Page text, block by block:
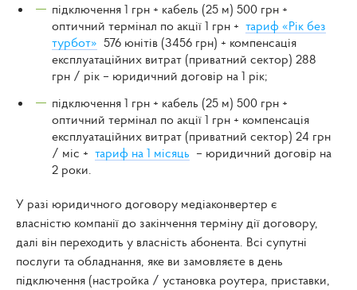
підключення 1 грн + кабель (25 м) 500 грн +
оптичний термінал по акції 1 грн + тариф «Рік без
турбот» 576 юнітів (3456 грн) + компенсація
експлуатаційних витрат (приватний сектор) 288
грн / рік – юридичний договір на 1 рік;
підключення 1 грн + кабель (25 м) 500 грн +
оптичний термінал по акції 1 грн + компенсація
експлуатаційних витрат (приватний сектор) 24 грн
/ міс + тариф на 1 місяць – юридичний договір на
2 роки.
У разі юридичного договору медіаконвертер є
власністю компанії до закінчення терміну дії договору,
далі він переходить у власність абонента. Всі супутні
послуги та обладнання, яке ви замовляєте в день
підключення (настройка / установка роутера, приставки,